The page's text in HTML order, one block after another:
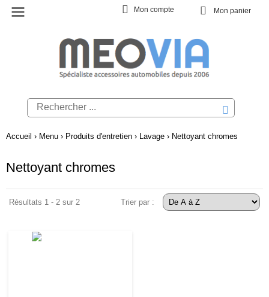
Mon compte Mon panier
Accueil › Menu › Produits d'entretien › Lavage › Nettoyant chromes
Nettoyant chromes
Résultats 1 - 2 sur 2 Trier par :